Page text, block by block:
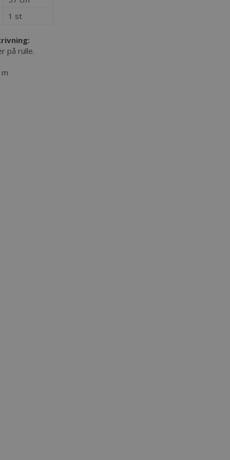
1 st
på rulle.